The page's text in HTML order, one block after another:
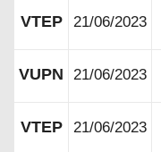
21/06/2023
VTEP
21/06/2023
VUPN
21/06/2023
VTEP